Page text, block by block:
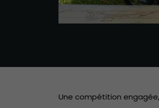
Une compétition